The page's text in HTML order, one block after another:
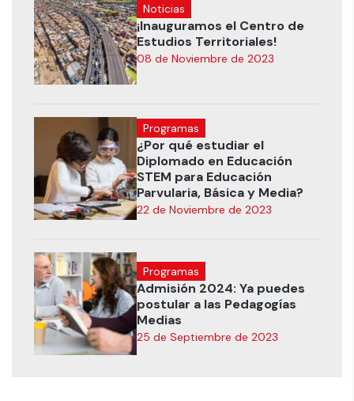
Noticias
¡Inauguramos el Centro de
Estudios Territoriales!
08 de Noviembre de 2023
Programas
¿Por qué estudiar el
Diplomado en Educación
STEM para Educación
Parvularia, Básica y Media?
22 de Noviembre de 2023
Programas
Admisión 2024: Ya puedes
postular a las Pedagogías
Medias
25 de Septiembre de 2023